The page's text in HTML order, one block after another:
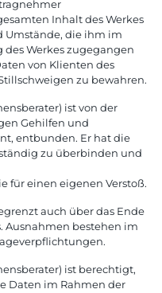
Inhalt des Werkes
Umstände, die ihm im
Werkes zugegangen
von Klienten des
zu bewahren.
ist von der
Gehilfen und
entbunden. Er hat die
zu überbinden und
für einen eigenen Verstoß.
auch über das Ende
Ausnahmen bestehen im
ist berechtigt,
Daten im Rahmen der